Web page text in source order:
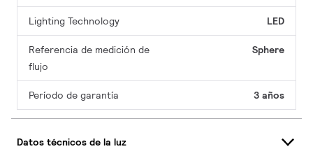
Lighting Technology LED
Referencia de medición de
flujo
Sphere
Período de garantía 3 años
Datos técnicos de la luz